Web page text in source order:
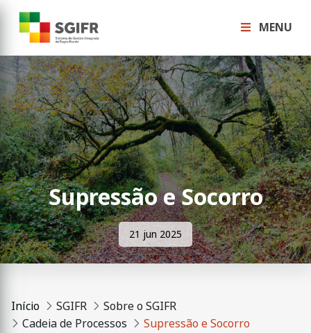
MENU
Supressão e Socorro
21 jun 2025
Início SGIFR
Sobre o SGIFR
Cadeia de Processos
Supressão e Socorro